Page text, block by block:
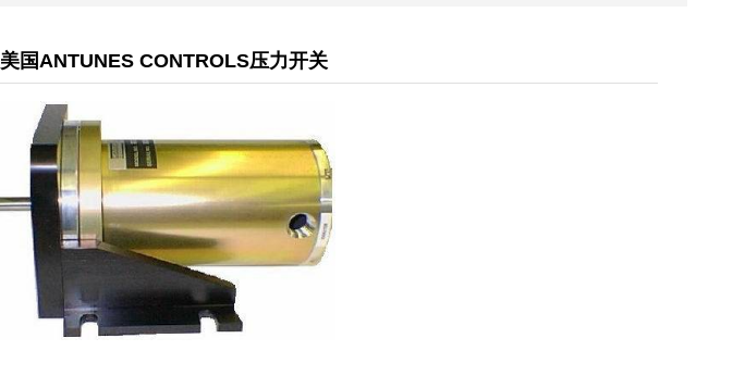
美国ANTUNES CONTROLS压力开关